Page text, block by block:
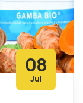
08
Jul